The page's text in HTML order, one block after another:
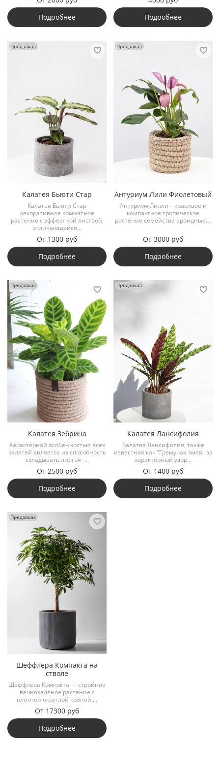
Подробнее
Подробнее
Предзаказ
Калатея Бьюти Стар
Калатея Бьюти Стар
декоративное комнатное
растение с эффектной листвой,
отличающейся...
От 1300 руб
Подробнее
Предзаказ
Антуриум Лили Фиолетовый
Антуриум Лилли – красивое и
компактное тропическое
растение семейства ароидные....
От 3000 руб
Подробнее
Предзаказ
Калатея Зебрина
Характерной особенностью всех
калатей является их способность
складывать листья -...
От 2500 руб
Подробнее
Предзаказ
Калатея Лансифолия
Калатея Лансифолия, также
известная как "Гремучая змея" за
характерный узор...
От 1400 руб
Подробнее
Предзаказ
Шеффлера Компакта на
стволе
Шеффлера Компакта — стройное
вечнозелёное растение с
плотной округлой кроной....
От 17300 руб
Подробнее